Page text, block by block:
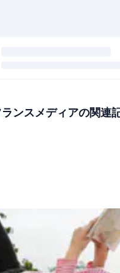
ランスメディアの関連